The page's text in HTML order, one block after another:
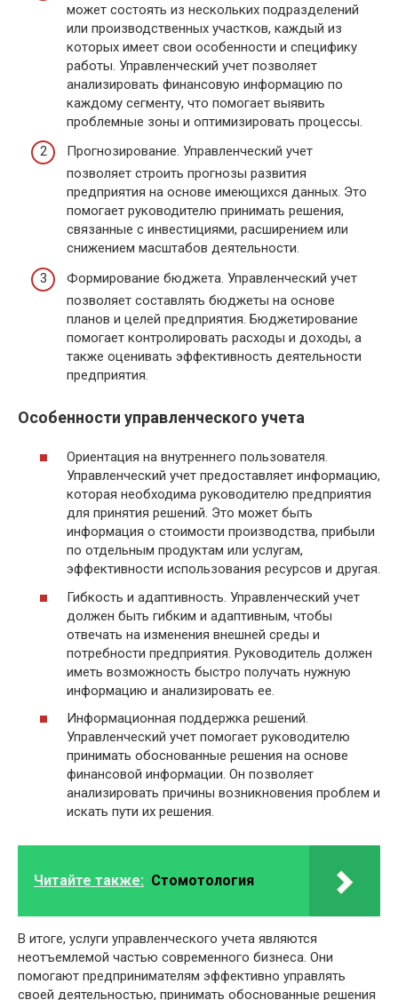
может состоять из нескольких подразделений
или производственных участков, каждый из
которых имеет свои особенности и специфику
работы. Управленческий учет позволяет
анализировать финансовую информацию по
каждому сегменту, что помогает выявить
проблемные зоны и оптимизировать процессы.
Прогнозирование. Управленческий учет
позволяет строить прогнозы развития
предприятия на основе имеющихся данных. Это
помогает руководителю принимать решения,
связанные с инвестициями, расширением или
снижением масштабов деятельности.
Формирование бюджета. Управленческий учет
позволяет составлять бюджеты на основе
планов и целей предприятия. Бюджетирование
помогает контролировать расходы и доходы, а
также оценивать эффективность деятельности
предприятия.
Особенности управленческого учета
Ориентация на внутреннего пользователя.
Управленческий учет предоставляет информацию,
которая необходима руководителю предприятия
для принятия решений. Это может быть
информация о стоимости производства, прибыли
по отдельным продуктам или услугам,
эффективности использования ресурсов и другая.
Гибкость и адаптивность. Управленческий учет
должен быть гибким и адаптивным, чтобы
отвечать на изменения внешней среды и
потребности предприятия. Руководитель должен
иметь возможность быстро получать нужную
информацию и анализировать ее.
Информационная поддержка решений.
Управленческий учет помогает руководителю
принимать обоснованные решения на основе
финансовой информации. Он позволяет
анализировать причины возникновения проблем и
искать пути их решения.
Читайте также: Стомотология
В итоге, услуги управленческого учета являются
неотъемлемой частью современного бизнеса. Они
помогают предпринимателям эффективно управлять
своей деятельностью, принимать обоснованные решения